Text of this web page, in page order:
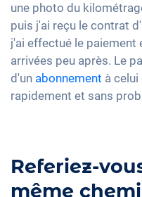
une photo du
puis j'ai reçu le contrat
j'ai effectué le
arrivées peu après. Le
d'un abonnement à
rapidement et sans
Referiez-
même